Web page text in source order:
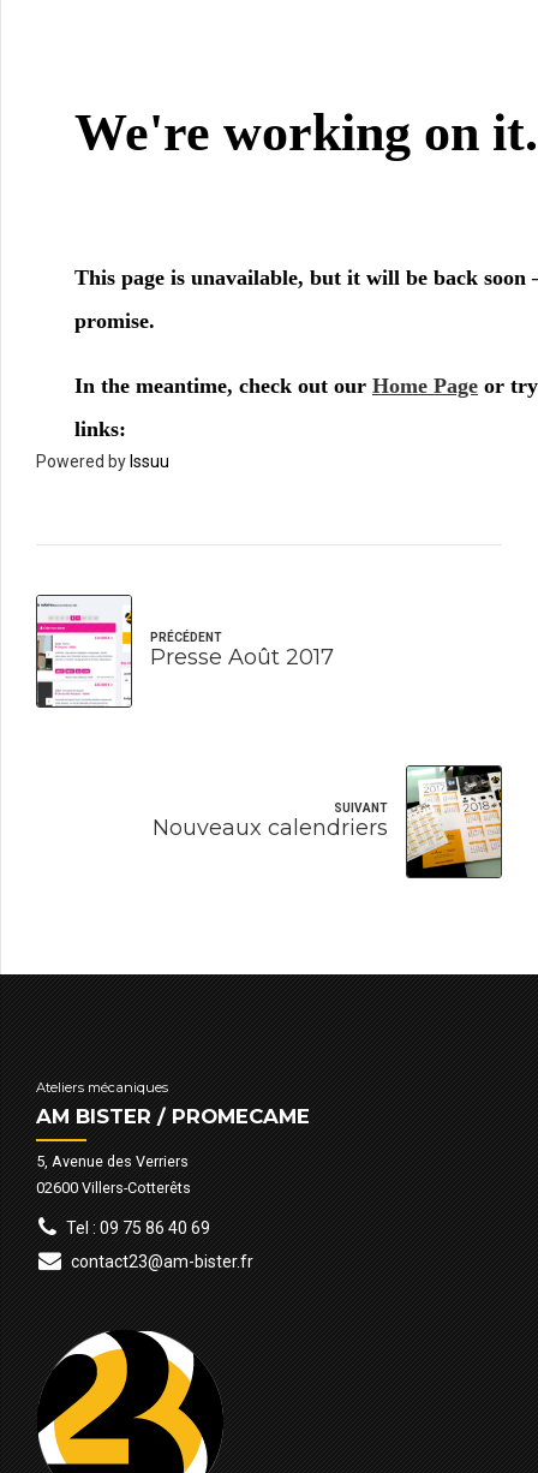
Powered by Issuu
PRÉCÉDENT
Presse Août 2017
SUIVANT
Nouveaux calendriers
Ateliers mécaniques
AM BISTER / PROMECAME
5, Avenue des Verriers
02600 Villers-Cotterêts
Tel : 09 75 86 40 69
contact23@am-bister.fr